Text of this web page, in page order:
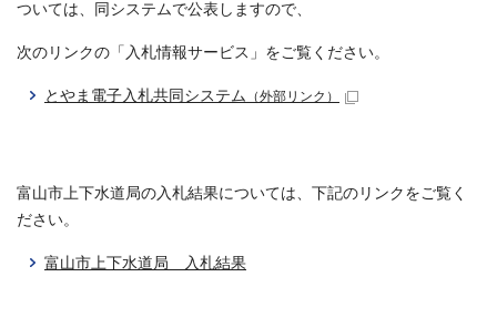
ついては、同システムで公表しますので、
次のリンクの「入札情報サービス」をご覧ください。
とやま電子入札共同システム （外部リンク）
富山市上下水道局の入札結果については、下記のリンクをご覧く
ださい。
富山市上下水道局 入札結果